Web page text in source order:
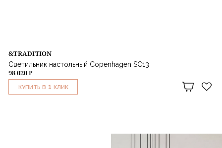
&TRADITION
Светильник настольный Copenhagen SC13
98 020 ₽
КУПИТЬ В 1 КЛИК